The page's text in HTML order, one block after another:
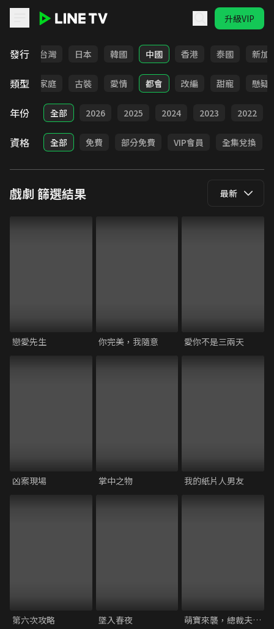
升級VIP
發行
全部 台灣 日本 韓國 中國 香港 泰國 新加
類型
校園 家庭 古裝 愛情 都會 改編 甜寵 懸疑
年份 全部 2026 2025 2024 2023 2022
資格 全部 免費 部分免費 VIP會員 全集兌換
戲劇 篩選結果 最新
戀愛先生 你完美，我隨意 愛你不是三兩天
凶案現場 掌中之物 我的紙片⼈男友
第六次攻略 墜入春夜 萌寶來襲，總裁夫⼈別想逃